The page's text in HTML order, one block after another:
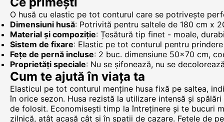
O husă cu elastic pe tot conturul care se potrivește
Dimensiuni husă: Potrivită pentru saltele de 180 cm x
Material și compoziție: Țesătură tip finet - moale,
Sistem de fixare: Elastic pe tot conturul pentru
Fețe de pernă incluse: 2 buc. dimensiune 50x70 cm,
Proprietăți speciale: Nu se șifonează, nu se
Cum te ajută în viața ta
Elasticul pe tot conturul menține husa fixă pe saltea,
în orice sezon. Husa rezistă la utilizare intensă și
de folosit. Economisești timp la întreținere și te bucuri
zilnică, atât acasă cât și în spații de cazare. Fețele de